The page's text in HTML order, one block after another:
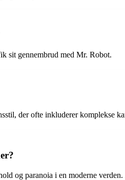
sit gennembrud med Mr. Robot.
der ofte inkluderer komplekse
og paranoia i en moderne verden.